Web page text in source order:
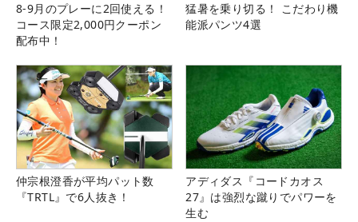
8-9月のプレーに2回使える！
コース限定2,000円クーポン
配布中！
猛暑を乗り切る！ こだわり機
能派パンツ4選
仲宗根澄香が平均パット数
『TRTL』で6人抜き！
アディダス『コードカオス
27』は強烈な蹴りでパワーを
生む